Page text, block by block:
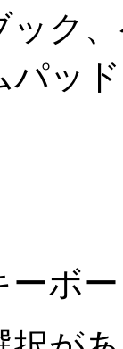
ック
パッ
ーボ